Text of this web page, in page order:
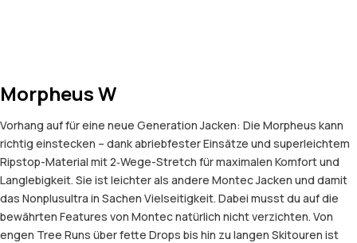
Morpheus W
Vorhang auf für eine neue Generation Jacken: Die Morpheus kann
richtig einstecken – dank abriebfester Einsätze und superleichtem
Ripstop-Material mit 2‑Wege-Stretch für maximalen Komfort und
Langlebigkeit. Sie ist leichter als andere Montec Jacken und damit
das Nonplusultra in Sachen Vielseitigkeit. Dabei musst du auf die
bewährten Features von Montec natürlich nicht verzichten. Von
engen Tree Runs über fette Drops bis hin zu langen Skitouren ist